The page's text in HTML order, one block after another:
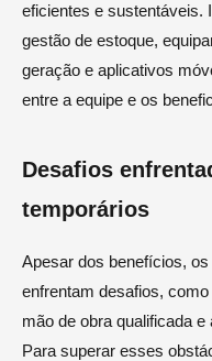
eficientes e sustentáveis.
gestão de estoque,
geração e aplicativos
entre a equipe e os
Desafios
temporários
Apesar dos benefícios,
enfrentam desafios,
mão de obra qualificada
Para superar esses